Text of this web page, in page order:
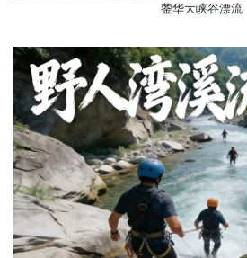
蓥华大峡谷漂流